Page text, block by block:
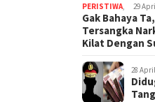
PERISTIWA, 29
Gak Bahaya
Tersangka
Kilat Dengan
28